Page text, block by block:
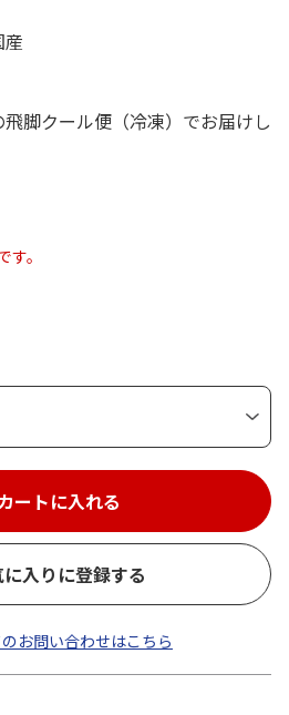
脚クール便（冷凍）でお届けし
。
ートに入れる
入りに登録する
お問い合わせはこちら